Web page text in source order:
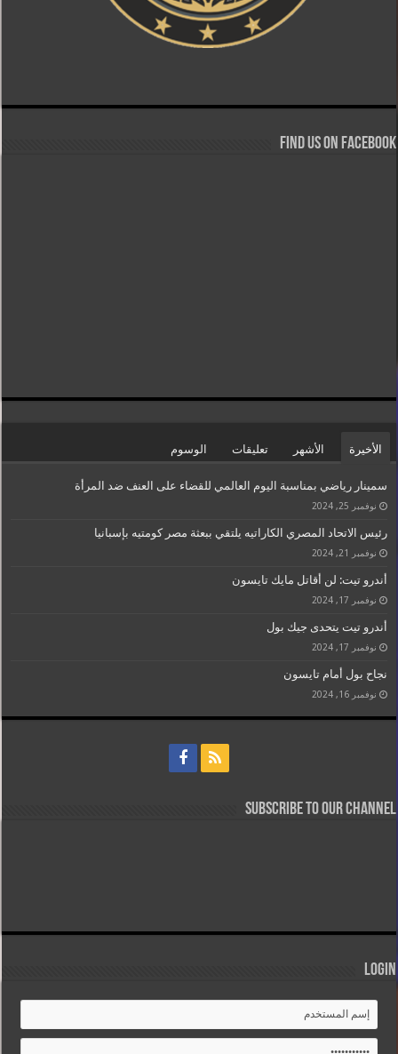
Find us on Facebook
الأخيرة الأشهر تعليقات الوسوم
سمينار رياضي بمناسبة اليوم العالمي للقضاء على العنف ضد المرأة
نوفمبر 25, 2024
رئيس الاتحاد المصري الكاراتيه يلتقي ببعثة مصر كومتيه بإسبانيا
نوفمبر 21, 2024
أندرو تيت: لن أقاتل مايك تايسون
نوفمبر 17, 2024
أندرو تيت يتحدى جيك بول
نوفمبر 17, 2024
نجاح بول أمام تايسون
نوفمبر 16, 2024
Subscribe to our Channel
Login